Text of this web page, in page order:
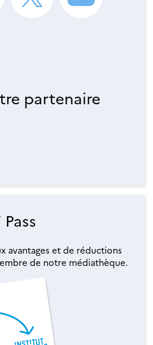
partenaire
avantages et de réductions
de notre médiathèque.